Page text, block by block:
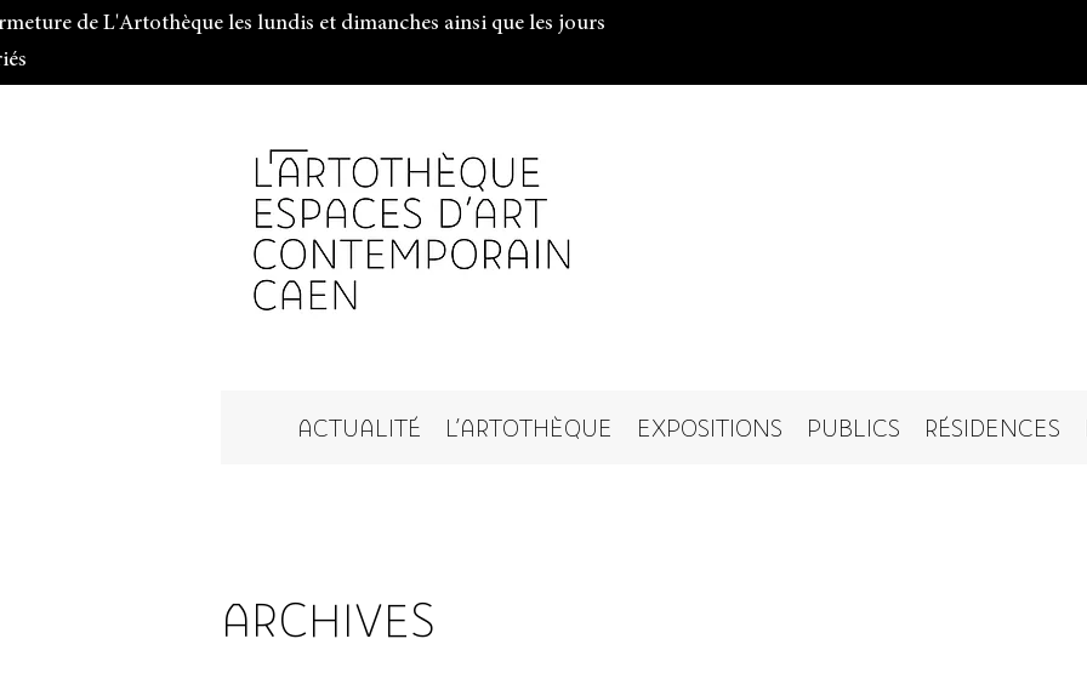
de L'Artothèque les lundis et dimanches ainsi que les jours
ACTUALITÉ L'ARTOTHÈQUE EXPOSITIONS PUBLICS RÉSIDENCES
ARCHIVES